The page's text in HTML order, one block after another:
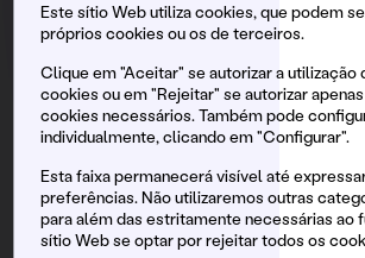
igualdade
No Brunch Electroniknão
nenhum tipo de
em raça, sexo ou
Este sítio Web utiliza cookies, que podem
próprios cookies ou os de terceiros.
Clique em "Aceitar" se autorizar a utilização
cookies ou em "Rejeitar" se autorizar
cookies necessários. Também pode
individualmente, clicando em "Configurar".
Esta faixa permanecerá visível até
preferências. Não utilizaremos outras
para além das estritamente necessárias ao
sítio Web se optar por rejeitar todos os